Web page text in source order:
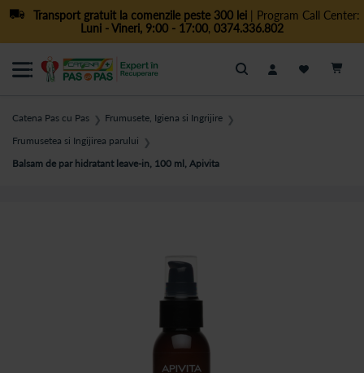
Transport gratuit la comenzile peste 300 lei| Program Call Center:
Luni - Vineri, 9:00 - 17:00, 0374.336.802
Cautare
Catena Pas cu Pas ❯ Frumusete, Igiena si Ingrijire ❯
Frumusetea si Ingijirea parului ❯
Balsam de par hidratant leave-in, 100 ml, Apivita